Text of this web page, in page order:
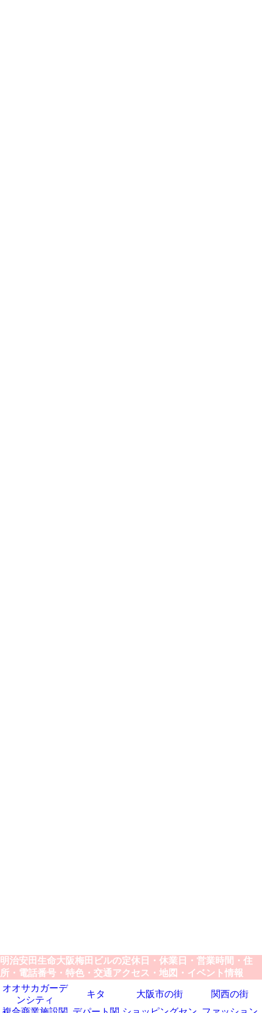
明治安田生命大阪梅田ビルの定休日・休業日・営業時間・住
所・電話番号・特色・交通アクセス・地図・イベント情報
オオサカガーデ
ンシティ
キタ 大阪市の街
関西の街